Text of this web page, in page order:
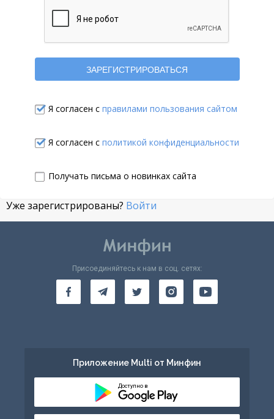
Я согласен с правилами пользования сайтом
Я согласен с политикой конфиденциальности
Получать письма о новинках сайта
Уже зарегистрированы? Войти
Присоединяйтесь к нам в соц. сетях:
Приложение Multi от Минфин
Доступно в